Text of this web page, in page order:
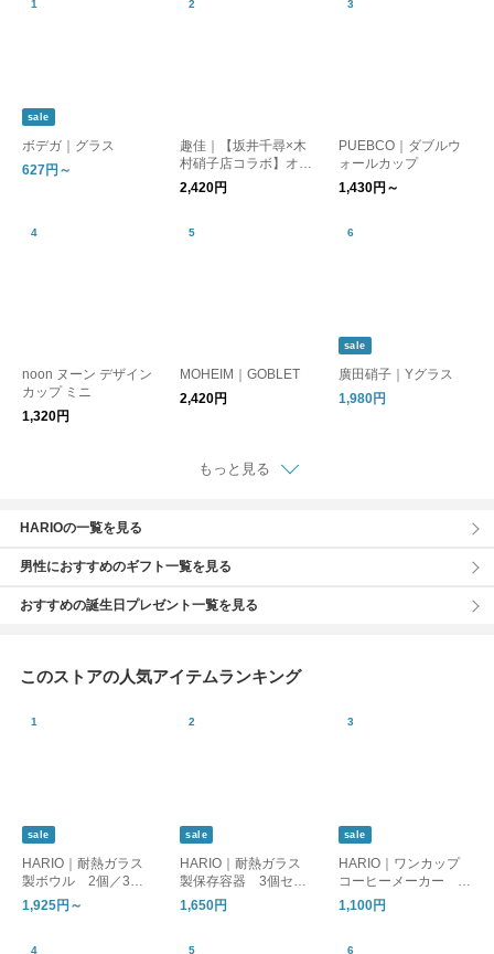
sale
ボデガ｜グラス
627円～
趣佳｜【坂井千尋×木
村硝子店コラボ】オリ
ジナルタンブラー 森
と犬 棚猫
2,420円
PUEBCO｜ダブルウ
ォールカップ
1,430円～
noon ヌーン デザイン
カップ ミニ
1,320円
MOHEIM｜GOBLET
2,420円
sale
廣田硝子｜Yグラス
1,980円
もっと見る
HARIOの一覧を見る
男性におすすめのギフト一覧を見る
おすすめの誕生日プレゼント一覧を見る
このストアの人気アイテムランキング
sale
HARIO｜耐熱ガラス
製ボウル 2個／3個
セット
1,925円～
sale
HARIO｜耐熱ガラス
製保存容器 3個セッ
ト
1,650円
sale
HARIO｜ワンカップ
コーヒーメーカー B
ATON ［母の日/ギフ
ト］
1,100円